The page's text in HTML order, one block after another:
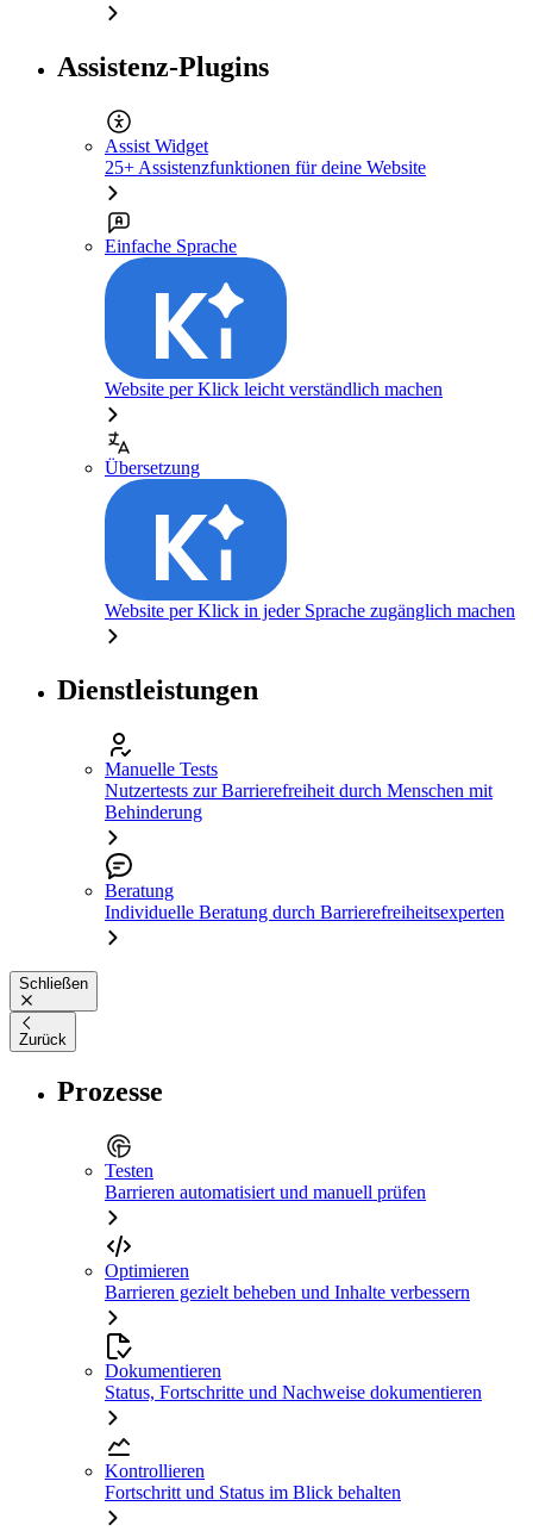
Assistenz-Plugins
Assist Widget
25+ Assistenzfunktionen für deine Website
Einfache Sprache
Website per Klick leicht verständlich machen
Übersetzung
Website per Klick in jeder Sprache zugänglich machen
Dienstleistungen
Manuelle Tests
Nutzertests zur Barrierefreiheit durch Menschen mit
Behinderung
Beratung
Individuelle Beratung durch Barrierefreiheitsexperten
Schließen
Zurück
Prozesse
Testen
Barrieren automatisiert und manuell prüfen
Optimieren
Barrieren gezielt beheben und Inhalte verbessern
Dokumentieren
Status, Fortschritte und Nachweise dokumentieren
Kontrollieren
Fortschritt und Status im Blick behalten